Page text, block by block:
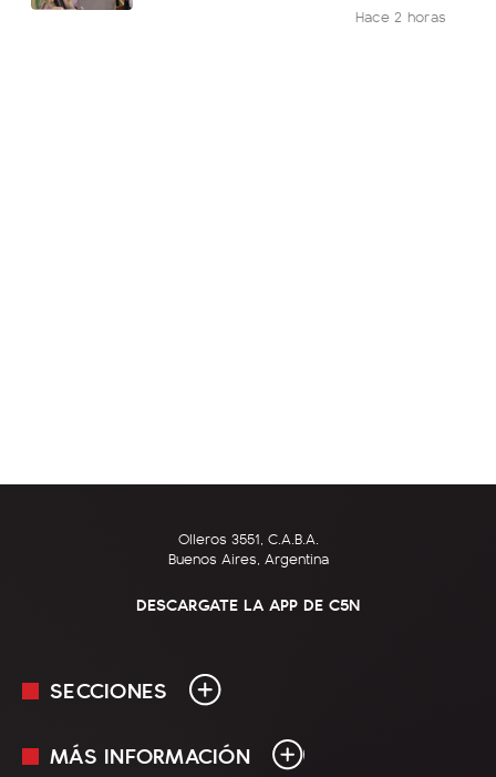
Hace 2 horas
Olleros 3551, C.A.B.A.
Buenos Aires, Argentina
DESCARGATE LA APP DE C5N
SECCIONES
En Vivo
MÁS INFORMACIÓN